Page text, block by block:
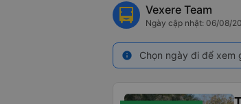
Vexere Team
Ngày cập nhật: 06/08/
info Chọn ngày đi để xem